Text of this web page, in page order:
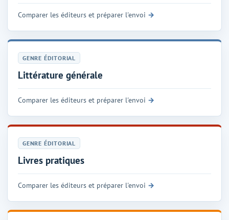
Comparer les éditeurs et préparer l'envoi
GENRE ÉDITORIAL
Littérature générale
Comparer les éditeurs et préparer l'envoi
GENRE ÉDITORIAL
Livres pratiques
Comparer les éditeurs et préparer l'envoi